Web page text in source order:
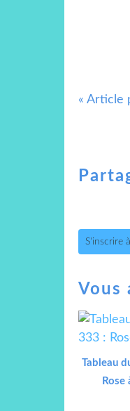
« Article
S'inscrire
Vous
Tableau
Rose